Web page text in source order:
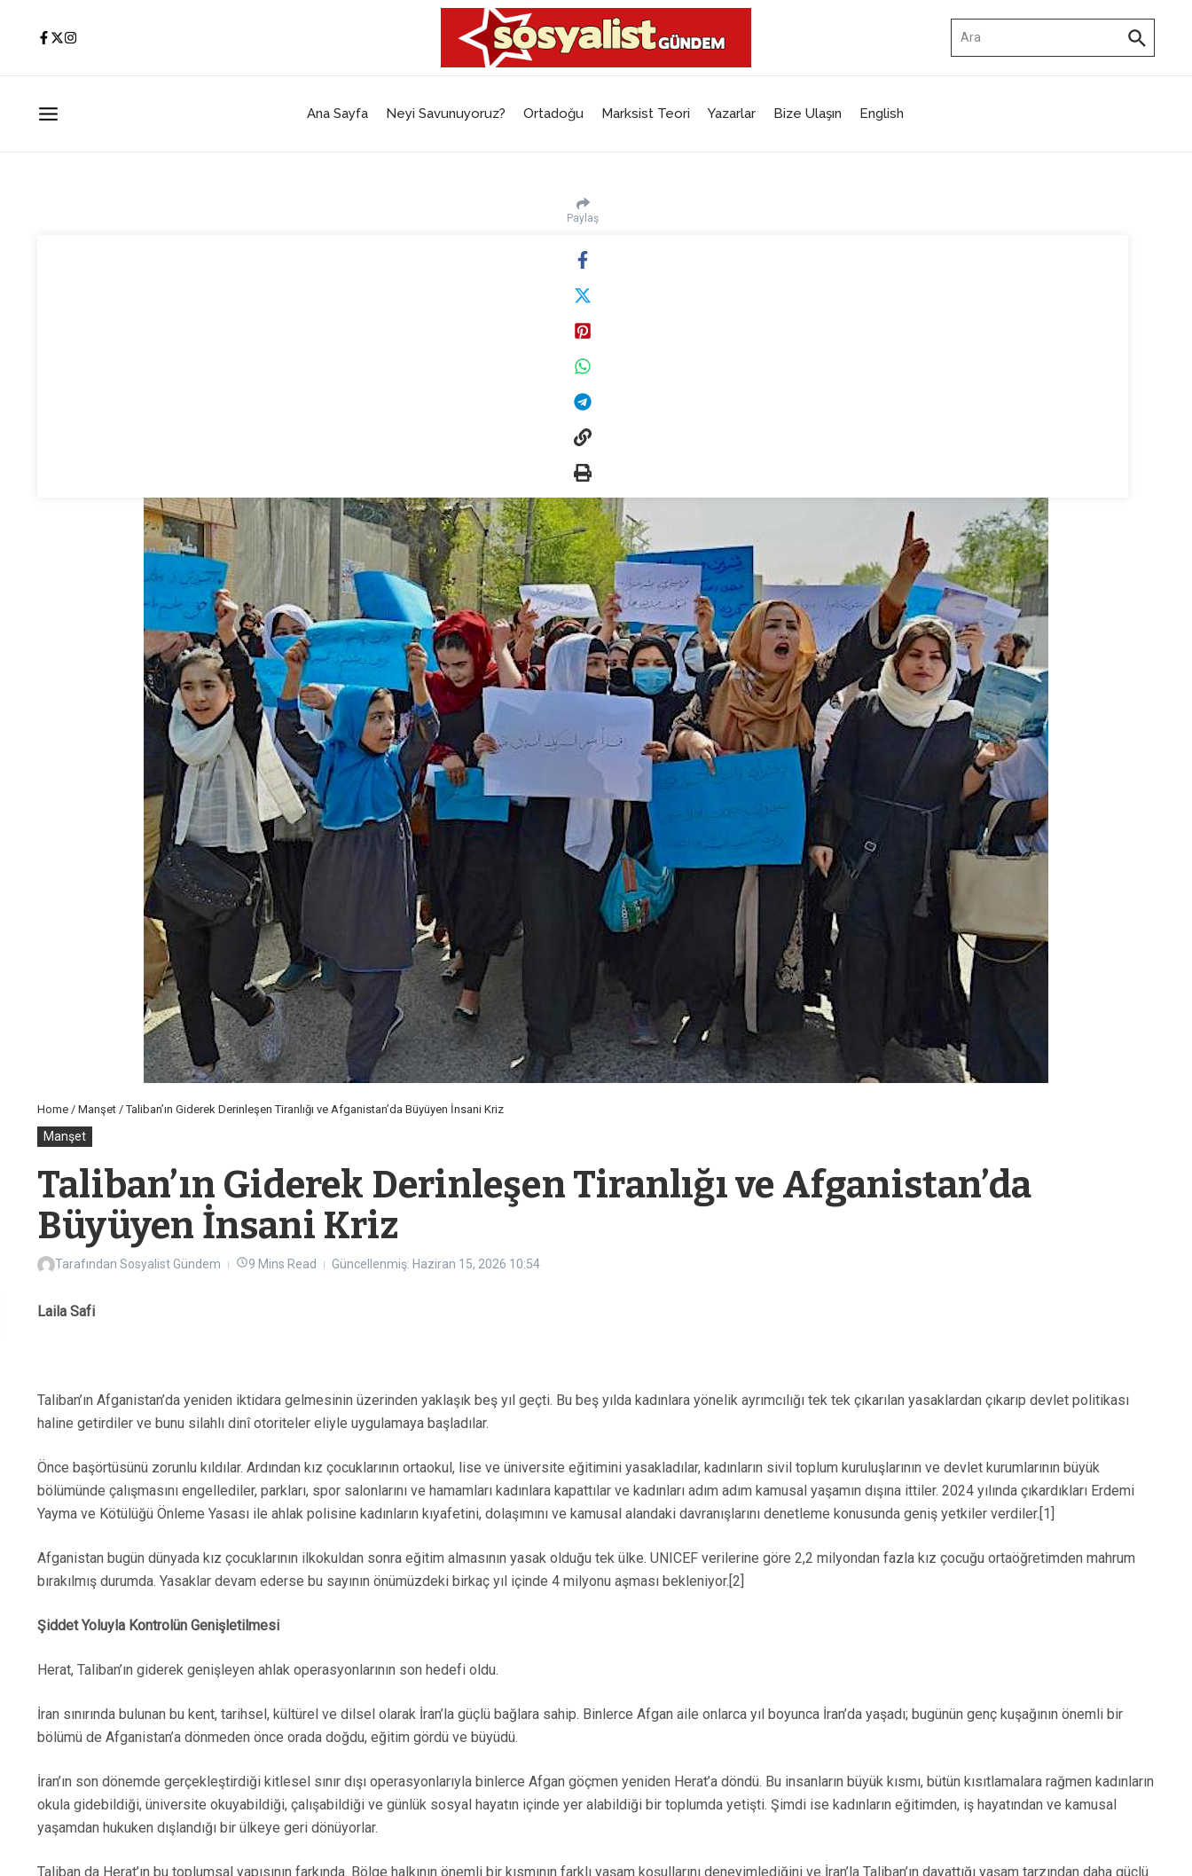
Ana Sayfa Neyi Savunuyoruz? Ortadoğu Marksist Teori Yazarlar Bize Ulaşın English
Paylaş
Home / Manşet /Taliban’ın Giderek Derinleşen Tiranlığı ve Afganistan’da Büyüyen İnsani Kriz
Manşet
Taliban’ın Giderek Derinleşen Tiranlığı ve Afganistan’da
Büyüyen İnsani Kriz
Tarafından Sosyalist Gündem 9 Mins Read Güncellenmiş: Haziran 15, 2026 10:54
Laila Safi
Taliban’ın Afganistan’da yeniden iktidara gelmesinin üzerinden yaklaşık beş yıl geçti. Bu beş yılda kadınlara yönelik ayrımcılığı tek tek çıkarılan yasaklardan çıkarıp devlet politikası
haline getirdiler ve bunu silahlı dinî otoriteler eliyle uygulamaya başladılar.
Önce başörtüsünü zorunlu kıldılar. Ardından kız çocuklarının ortaokul, lise ve üniversite eğitimini yasakladılar, kadınların sivil toplum kuruluşlarının ve devlet kurumlarının büyük
bölümünde çalışmasını engellediler, parkları, spor salonlarını ve hamamları kadınlara kapattılar ve kadınları adım adım kamusal yaşamın dışına ittiler. 2024 yılında çıkardıkları Erdemi
Yayma ve Kötülüğü Önleme Yasası ile ahlak polisine kadınların kıyafetini, dolaşımını ve kamusal alandaki davranışlarını denetleme konusunda geniş yetkiler verdiler.[1]
Afganistan bugün dünyada kız çocuklarının ilkokuldan sonra eğitim almasının yasak olduğu tek ülke. UNICEF verilerine göre 2,2 milyondan fazla kız çocuğu ortaöğretimden mahrum
bırakılmış durumda. Yasaklar devam ederse bu sayının önümüzdeki birkaç yıl içinde 4 milyonu aşması bekleniyor.[2]
Şiddet Yoluyla Kontrolün Genişletilmesi
Herat, Taliban’ın giderek genişleyen ahlak operasyonlarının son hedefi oldu.
İran sınırında bulunan bu kent, tarihsel, kültürel ve dilsel olarak İran’la güçlü bağlara sahip. Binlerce Afgan aile onlarca yıl boyunca İran’da yaşadı; bugünün genç kuşağının önemli bir
bölümü de Afganistan’a dönmeden önce orada doğdu, eğitim gördü ve büyüdü.
İran’ın son dönemde gerçekleştirdiği kitlesel sınır dışı operasyonlarıyla binlerce Afgan göçmen yeniden Herat’a döndü. Bu insanların büyük kısmı, bütün kısıtlamalara rağmen kadınların
okula gidebildiği, üniversite okuyabildiği, çalışabildiği ve günlük sosyal hayatın içinde yer alabildiği bir toplumda yetişti. Şimdi ise kadınların eğitimden, iş hayatından ve kamusal
yaşamdan hukuken dışlandığı bir ülkeye geri dönüyorlar.
Taliban da Herat’ın bu toplumsal yapısının farkında. Bölge halkının önemli bir kısmının farklı yaşam koşullarını deneyimlediğini ve İran’la Taliban’ın dayattığı yaşam tarzından daha güçlü